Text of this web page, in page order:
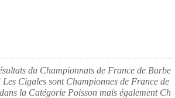
du Championnats de France de Barbe
Les Cigales sont Championnes de France de
la Catégorie Poisson mais également Ch